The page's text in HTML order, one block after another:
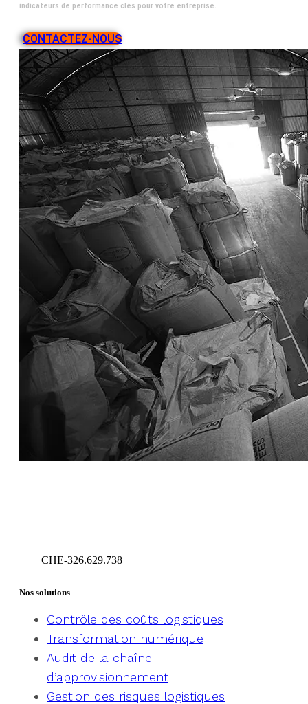
indicateurs de performance clés pour votre entreprise.
CONTACTEZ-NOUS
CHE-326.629.738
Nos solutions
Contrôle des coûts logistiques
Transformation numérique
Audit de la chaîne
d’approvisionnement
Gestion des risques logistiques